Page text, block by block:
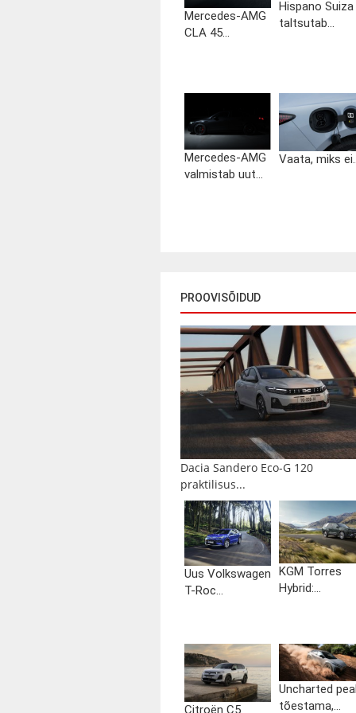
Mercedes-AMG
CLA 45...
Hispano Suiza
taltsutab...
Mercedes-AMG
valmistab uut...
Vaata, miks
PROOVISÕIDUD
Dacia Sandero Eco-G 120
praktilisus...
Uus Volkswagen
T-Roc...
KGM Torres
Hybrid:...
Citroën C5
Uncharted
tõestama,...